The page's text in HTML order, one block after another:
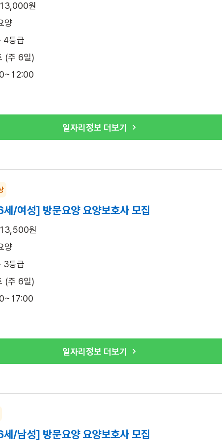
원
양
4등급
(주 6일)
일자리정보 더보기
/여성] 방문요양 요양보호사 모집
원
양
3등급
(주 6일)
일자리정보 더보기
/남성] 방문요양 요양보호사 모집